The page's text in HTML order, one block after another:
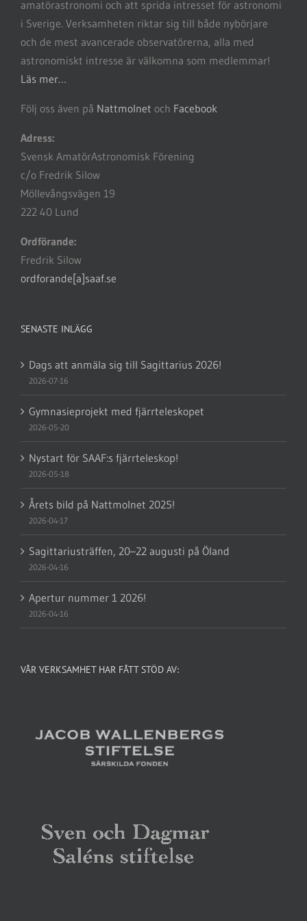
amatörastronomi och att sprida intresset för astronomi
i Sverige. Verksamheten riktar sig till både nybörjare
och de mest avancerade observatörerna, alla med
astronomiskt intresse är välkomna som medlemmar!
Läs mer…
Följ oss även på Nattmolnet och Facebook
Adress:
Svensk AmatörAstronomisk Förening
c/o Fredrik Silow
Möllevångsvägen 19
222 40 Lund
Ordförande:
Fredrik Silow
ordforande[a]saaf.se
SENASTE INLÄGG
Dags att anmäla sig till Sagittarius 2026!
2026-07-16
Gymnasieprojekt med fjärrteleskopet
2026-05-20
Nystart för SAAF:s fjärrteleskop!
2026-05-18
Årets bild på Nattmolnet 2025!
2026-04-17
Sagittariusträffen, 20–22 augusti på Öland
2026-04-16
Apertur nummer 1 2026!
2026-04-16
VÅR VERKSAMHET HAR FÅTT STÖD AV: